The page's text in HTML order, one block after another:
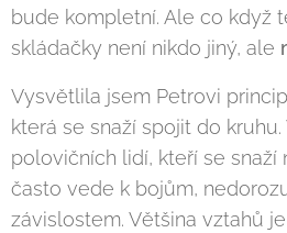
bude kompletní. Ale co když
skládačky není nikdo jiný, ale
Vysvětlila jsem Petrovi
která se snaží spojit do
polovičních lidí, kteří se snaží
často vede k bojům,
závislostem. Většina vztahů